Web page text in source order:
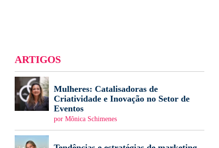
ARTIGOS
Mulheres: Catalisadoras de
Criatividade e Inovação no Setor de
Eventos
por Mônica Schimenes